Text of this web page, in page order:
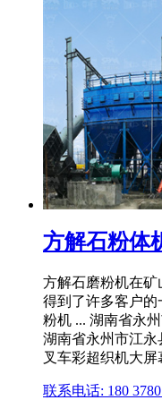
方解石粉体
方解石磨粉机在
得到了许多客户的
粉机 ... 湖南省永
湖南省永州市江
叉车彩超织机大屏
联系电话: 180 3780